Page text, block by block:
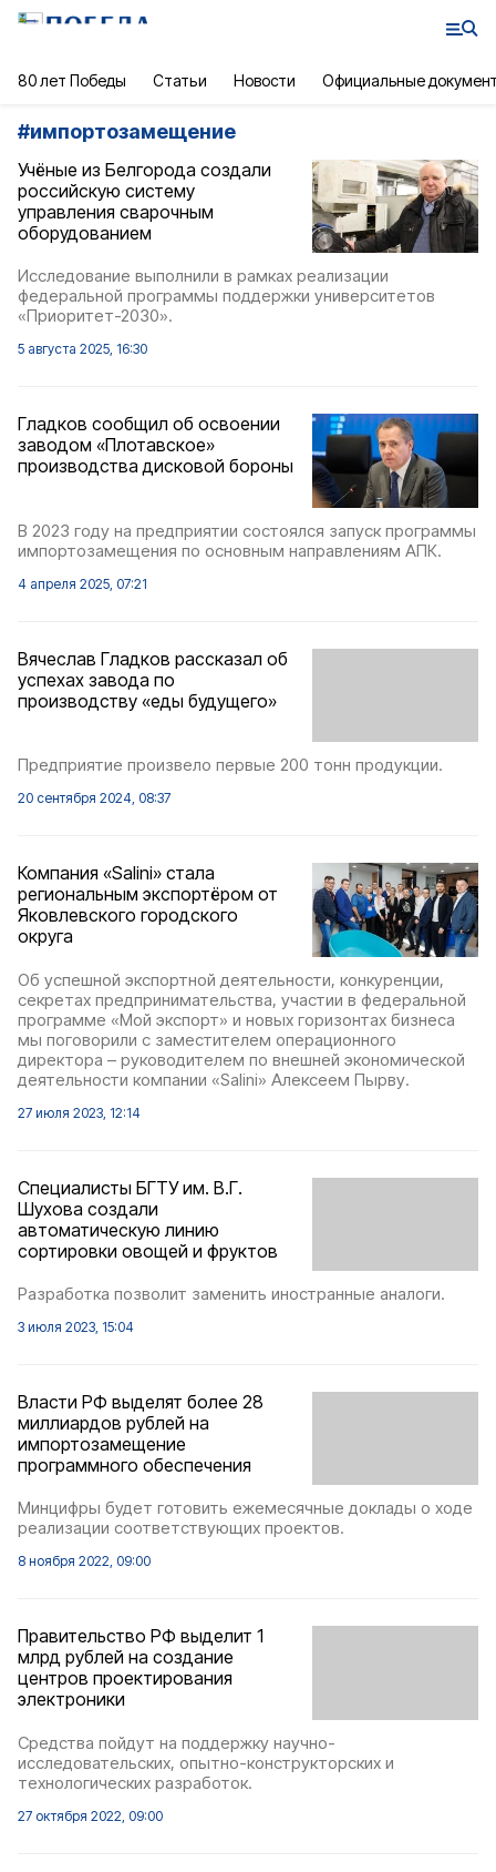
80 лет Победы Статьи Новости Официальные
#импортозамещение
Учёные из Белгорода создали
российскую систему
управления сварочным
оборудованием
Исследование выполнили в рамках реализации
федеральной программы поддержки университетов
«Приоритет-2030».
5 августа 2025, 16:30
Гладков сообщил об освоении
заводом «Плотавское»
производства дисковой бороны
В 2023 году на предприятии состоялся запуск программы
импортозамещения по основным направлениям АПК.
4 апреля 2025, 07:21
Вячеслав Гладков рассказал об
успехах завода по
производству «еды будущего»
Предприятие произвело первые 200 тонн продукции.
20 сентября 2024, 08:37
Компания «Salini» стала
региональным экспортёром от
Яковлевского городского
округа
Об успешной экспортной деятельности, конкуренции,
секретах предпринимательства, участии в федеральной
программе «Мой экспорт» и новых горизонтах бизнеса
мы поговорили с заместителем операционного
директора – руководителем по внешней экономической
деятельности компании «Salini» Алексеем Пырву.
27 июля 2023, 12:14
Специалисты БГТУ им. В.Г.
Шухова создали
автоматическую линию
сортировки овощей и фруктов
Разработка позволит заменить иностранные аналоги.
3 июля 2023, 15:04
Власти РФ выделят более 28
миллиардов рублей на
импортозамещение
программного обеспечения
Минцифры будет готовить ежемесячные доклады о ходе
реализации соответствующих проектов.
8 ноября 2022, 09:00
Правительство РФ выделит 1
млрд рублей на создание
центров проектирования
электроники
Средства пойдут на поддержку научно-
исследовательских, опытно-конструкторских и
технологических разработок.
27 октября 2022, 09:00